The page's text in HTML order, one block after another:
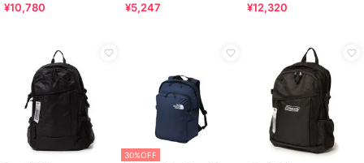
ック)
¥10,780 ¥5,247
ク)
¥12,320
30%OFF